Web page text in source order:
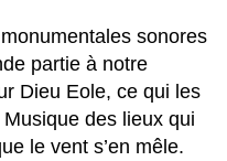
sonores
partie à notre
Dieu Eole, ce qui les
des lieux qui
le vent s’en mêle.